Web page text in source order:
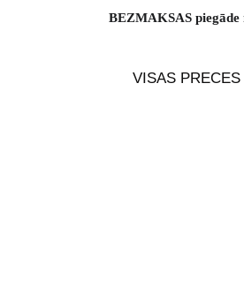
BEZMAKSAS piegāde
VISAS PRECES